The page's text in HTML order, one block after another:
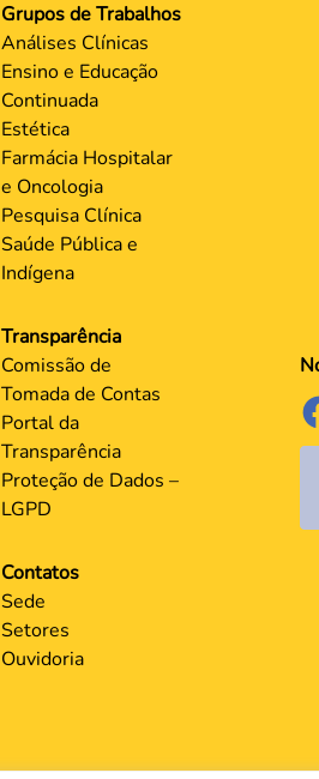
Grupos de Trabalhos
Análises Clínicas
Ensino e Educação
Continuada
Estética
Farmácia Hospitalar
e Oncologia
Pesquisa Clínica
Saúde Pública e
Indígena
Transparência
Comissão de
Tomada de Contas
Portal da
Transparência
Proteção de Dados –
LGPD
Contatos
Sede
Setores
Ouvidoria